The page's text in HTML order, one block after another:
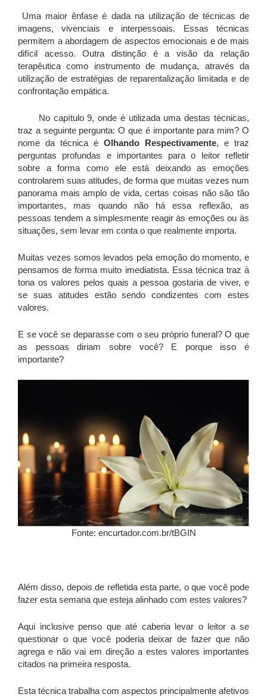
Uma maior ênfase é dada na utilização de técnicas de
imagens, vivenciais e interpessoais. Essas técnicas
permitem a abordagem de aspectos emocionais e de mais
difícil acesso. Outra distinção é a visão da relação
terapêutica como instrumento de mudança, através da
utilização de estratégias de reparentalização limitada e de
confrontação empática.
No capítulo 9, onde é utilizada uma destas técnicas,
traz a seguinte pergunta: O que é importante para mim? O
nome da técnica é Olhando Respectivamente, e traz
perguntas profundas e importantes para o leitor refletir
sobre a forma como ele está deixando as emoções
controlarem suas atitudes, de forma que muitas vezes num
panorama mais amplo de vida, certas coisas não são tão
importantes, mas quando não há essa reflexão, as
pessoas tendem a simplesmente reagir às emoções ou às
situações, sem levar em conta o que realmente importa.
Muitas vezes somos levados pela emoção do momento, e
pensamos de forma muito imediatista. Essa técnica traz à
tona os valores pelos quais a pessoa gostaria de viver, e
se suas atitudes estão sendo condizentes com estes
valores.
E se você se deparasse com o seu próprio funeral? O que
as pessoas diriam sobre você? E porque isso é
importante?
Fonte: encurtador.com.br/tBGIN
Além disso, depois de refletida esta parte, o que você pode
fazer esta semana que esteja alinhado com estes valores?
Aqui inclusive penso que até caberia levar o leitor a se
questionar o que você poderia deixar de fazer que não
agrega e não vai em direção a estes valores importantes
citados na primeira resposta.
Esta técnica trabalha com aspectos principalmente afetivos